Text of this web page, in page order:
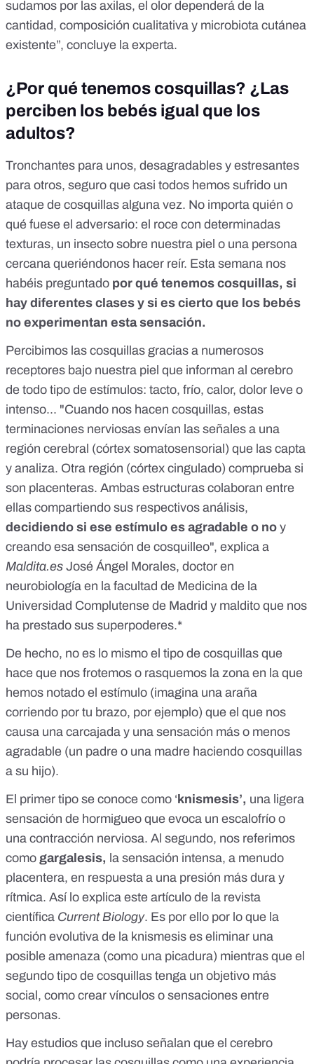
sudamos por las axilas, el olor dependerá de la
cantidad, composición cualitativa y microbiota cutánea
existente”, concluye la experta.
¿Por qué tenemos cosquillas? ¿Las
perciben los bebés igual que los
adultos?
Tronchantes para unos, desagradables y estresantes
para otros, seguro que casi todos hemos sufrido un
ataque de cosquillas alguna vez. No importa quién o
qué fuese el adversario: el roce con determinadas
texturas, un insecto sobre nuestra piel o una persona
cercana queriéndonos hacer reír. Esta semana nos
habéis preguntado por qué tenemos cosquillas, si
hay diferentes clases y si es cierto que los bebés
no experimentan esta sensación.
Percibimos las cosquillas gracias a numerosos
receptores bajo nuestra piel que informan al cerebro
de todo tipo de estímulos: tacto, frío, calor, dolor leve o
intenso... "Cuando nos hacen cosquillas, estas
terminaciones nerviosas envían las señales a una
región cerebral (córtex somatosensorial) que las capta
y analiza. Otra región (córtex cingulado) comprueba si
son placenteras. Ambas estructuras colaboran entre
ellas compartiendo sus respectivos análisis,
decidiendo si ese estímulo es agradable o no y
creando esa sensación de cosquilleo", explica a
Maldita.es José Ángel Morales, doctor en
neurobiología en la facultad de Medicina de la
Universidad Complutense de Madrid y maldito que nos
ha prestado sus superpoderes.*
De hecho, no es lo mismo el tipo de cosquillas que
hace que nos frotemos o rasquemos la zona en la que
hemos notado el estímulo (imagina una araña
corriendo por tu brazo, por ejemplo) que el que nos
causa una carcajada y una sensación más o menos
agradable (un padre o una madre haciendo cosquillas
a su hijo).
El primer tipo se conoce como ‘ knismesis’, una ligera
sensación de hormigueo que evoca un escalofrío o
una contracción nerviosa. Al segundo, nos referimos
como gargalesis, la sensación intensa, a menudo
placentera, en respuesta a una presión más dura y
rítmica. Así lo explica este artículo de la revista
científica Current Biology. Es por ello por lo que la
función evolutiva de la knismesis es eliminar una
posible amenaza (como una picadura) mientras que el
segundo tipo de cosquillas tenga un objetivo más
social, como crear vínculos o sensaciones entre
personas.
Hay estudios que incluso señalan que el cerebro